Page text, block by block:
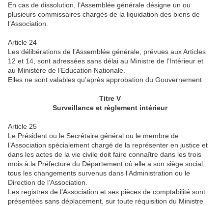
En cas de dissolution, l’Assemblée générale désigne un ou
plusieurs commissaires chargés de la liquidation des biens de
l’Association.
Article 24
Les délibérations de l’Assemblée générale, prévues aux Articles
12 et 14, sont adressées sans délai au Ministre de l’Intérieur et
au Ministère de l’Education Nationale.
Elles ne sont valables qu’après approbation du Gouvernement
Titre V
Surveillance et règlement intérieur
Article 25
Le Président ou le Secrétaire général ou le membre de
l’Association spécialement chargé de la représenter en justice et
dans les actes de la vie civile doit faire connaître dans les trois
mois à la Préfecture du Département où elle a son siège social,
tous les changements survenus dans l’Administration ou le
Direction de l’Association.
Les registres de l’Association et ses pièces de comptabilité sont
présentées sans déplacement, sur toute réquisition du Ministre